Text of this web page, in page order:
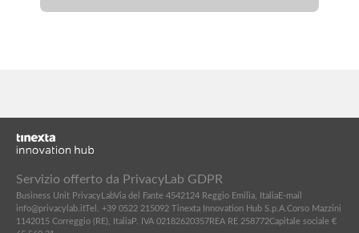
Servizio offerto da PrivacyLab GDPR
Business Unit PrivacyLabVia del Fante 4542124 Reggio Emilia, ItaliaE-mail
info@privacylab.itTel. +39 0522 215092 Tinexta Innovation Hub S.p.A.Corso Mazzini
1142015 Correggio (RE), ItaliaP. IVA 02182620357REA RE 258772Capitale sociale €